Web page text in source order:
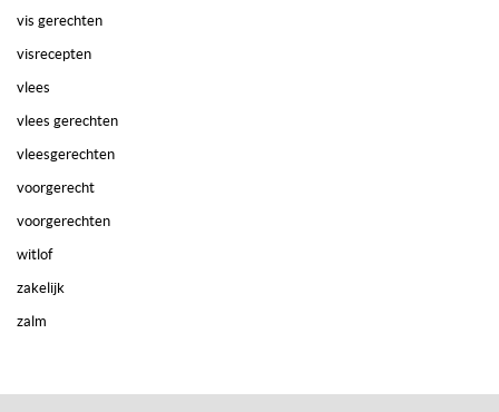
vis gerechten
visrecepten
vlees
vlees gerechten
vleesgerechten
voorgerecht
voorgerechten
witlof
zakelijk
zalm